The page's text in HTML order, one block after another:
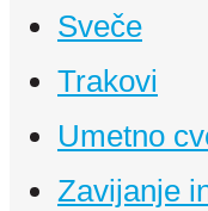
Sveče
Trakovi
Umetno
Zavijanje